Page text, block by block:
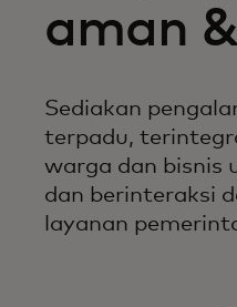
aman
Sediakan
terpadu,
warga dan bisnis
dan berinteraksi
layanan